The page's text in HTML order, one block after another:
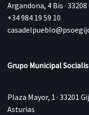
Argandona, 4 Bis ·
+34 984 19 59 10
Grupo Municipal
Plaza Mayor, 1 · 33201
Asturias